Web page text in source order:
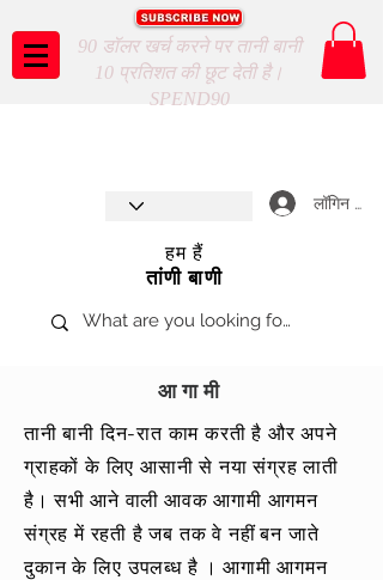
90 डॉलर खर्च करने पर तानी बानी
10 प्रतिशत की छूट देती है।
SPEND90
लॉगिन करें
हम हैं
तांणी बाणी
आगामी
तानी बानी दिन-रात काम करती है और अपने
ग्राहकों के लिए आसानी से नया संग्रह लाती
है। सभी आने वाली आवक आगामी आगमन
संग्रह में रहती है जब तक वे नहीं बन जाते
दुकान के लिए उपलब्ध है । आगामी आगमन